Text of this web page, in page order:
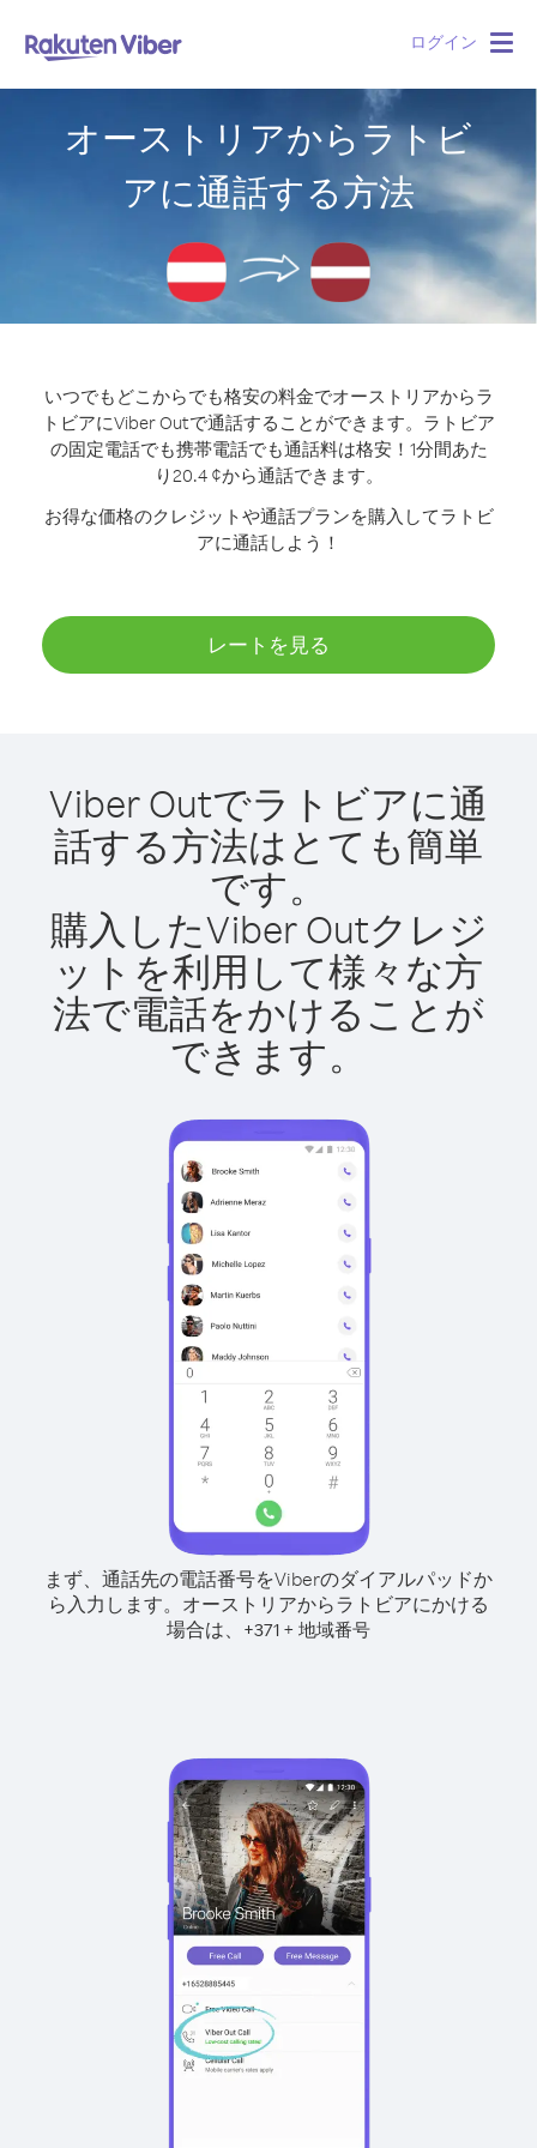
ログイン
オーストリアからラトビ
アに通話する方法
いつでもどこからでも格安の料金でオーストリアからラ
トビアにViber Outで通話することができます。 ラトビア
の固定電話でも携帯電話でも通話料は格安！1分間あた
り20.4 ¢から通話できます。
お得な価格のクレジットや通話プランを購入してラトビ
アに通話しよう！
レートを見る
Viber Outでラトビアに通
話する方法はとても簡単
です。
購入したViber Outクレジ
ットを利用して様々な方
法で電話をかけることが
できます。
まず、通話先の電話番号をViberのダイアルパッドか
ら入力します。 オーストリアからラトビアにかける
場合は、 +371 + 地域番号